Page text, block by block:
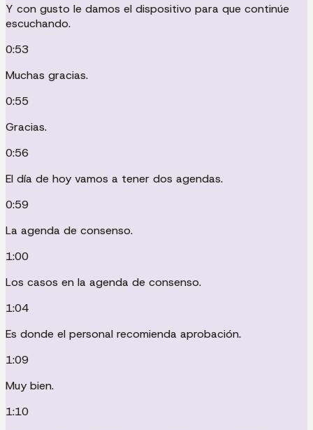
Y con gusto le damos el dispositivo para que continúe
escuchando.
0:53
Muchas gracias.
0:55
Gracias.
0:56
El día de hoy vamos a tener dos agendas.
0:59
La agenda de consenso.
1:00
Los casos en la agenda de consenso.
1:04
Es donde el personal recomienda aprobación.
1:09
Muy bien.
1:10